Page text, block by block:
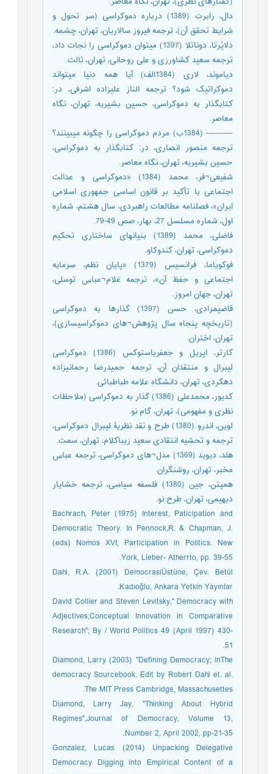
دال، رابرت (1389) درباره دموکراسی (سر تحول و
شرایط تحقق آن)، ترجمه فیروز سالاریان، تهران، چشمه.
دلاپُرتا، دوناتلا (1397) می‏توان دموکراسی را نجات داد،
ترجمه سعید کشاورزی و علی روحانی، تهران، ثالث.
دیاموند، لاری (1384الف) آیا همه دنیا می‏تواند
دموکراتیک شود؟ ترجمه الناز علیزاده اشرفی، در:
کتابگذار به دموکراسی، حسین بشیریه، تهران، نگاه
معاصر.
----------- (1384ب) مردم دموکراسی را چگونه می‏بینند؟
ترجمه منصور انصاری، در: کتابگذار به دموکراسی،
حسین بشیریه، تهران، نگاه معاصر.
شفیعی¬فر، محمد (1384) «دموکراسی و عدالت
اجتماعی با تأکید بر قانون اساسی جمهوری اسلامی
ایران»، فصلنامه مطالعات راهبردی، سال هشتم، شماره
اول، شماره مسلسل 27، بهار، صص 49-79.
فاضلی، محمد (1389) بنیان‏های ساختاری تحکیم
دموکراسی، تهران، کندوکاو.
فوکویاما، فرانسیس (1379) «پایان نظم، سرمایه
اجتماعی و حفظ آن»، ترجمه غلام¬عباس توسلی،
تهران، جهان امروز.
قاضی‏مرادی، حسن (1397) گذارها به دموکراسی
(تاریخچه پنجاه سال پژوهش¬های دموکراسی‏سازی)،
تهران، اختران.
کارتر، اپریل و جعفریاستوکس (1386) دموکراسی
لیبرال و منتقدان آن، ترجمه حمیدرضا رحمانی‏زاده
دهکردی، تهران، دانشگاه علامه طباطبائی.
کدیور، محمدعلی (1386) گذار به دموکراسی (ملاحظات
نظری و مفهومی)، تهران، گام نو.
لوین، اندرو (1380) طرح و نقد نظریۀ لیبرال دموکراسی،
ترجمه و تحشیه انتقادی سعید زیباکلام، تهران، سمت.
هلد، دیوید (1369) مدل¬های دموکراسی، ترجمه عباس
مخبر، تهران، روشنگران.
همپتن، جین (1380) فلسفه سیاسی، ترجمه خشایار
دیهیمی، تهران، طرح نو.
Bachrach, Peter (1975) Interest, Paticipation and
Democratic Theory. In Pennock,R. & Chapman, J.
(eds) Nomos XVI, Participation in Politics. New
York, Lieber- Atherrto, pp. 39-55.
Dahl, R.A. (2001) DemocrasiÜstüne, Çev. Betül
Kadıoğlu, Ankara Yetkin Yayınlar.
David Collier and Steven Levitsky," Democracy with
Adjectives;Conceptual Innovation in Comparative
Research"; By / World Politics 49 (April 1997) 430-
51.
Diamond, Larry (2003) "Defining Democracy; inThe
democracy Sourcebook, Edit by Robert Dahl et. al.
The MIT Press Cambridge, Massachusettes.
Diamond, Larry Jay, "Thinking About Hybrid
Regimes",Journal of Democracy, Volume 13,
Number 2, April 2002, pp-21-35.
Gonzalez, Lucas (2014) Unpacking Delegative
Democracy Digging into Empirical Content of a